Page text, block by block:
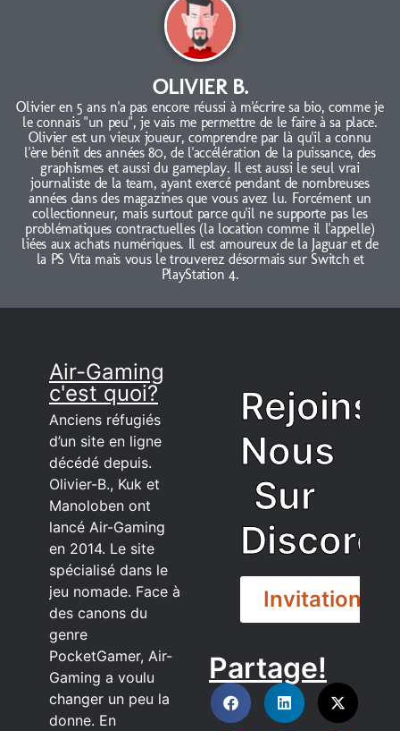
OLIVIER B.
Olivier en 5 ans n'a pas encore réussi à m'écrire sa bio, comme je
le connais "un peu", je vais me permettre de le faire à sa place.
Olivier est un vieux joueur, comprendre par là qu'il a connu
l'ère bénit des années 80, de l'accélération de la puissance, des
graphismes et aussi du gameplay. Il est aussi le seul vrai
journaliste de la team, ayant exercé pendant de nombreuses
années dans des magazines que vous avez lu. Forcément un
collectionneur, mais surtout parce qu'il ne supporte pas les
problématiques contractuelles (la location comme il l'appelle)
liées aux achats numériques. Il est amoureux de la Jaguar et de
la PS Vita mais vous le trouverez désormais sur Switch et
PlayStation 4.
Air-Gaming
c'est quoi?
Anciens réfugiés
d’un site en ligne
décédé depuis.
Olivier-B., Kuk et
Manoloben ont
lancé Air-Gaming
en 2014. Le site
spécialisé dans le
jeu nomade. Face à
des canons du
genre
PocketGamer, Air-
Gaming a voulu
changer un peu la
donne. En
Rejoins
Nous
Sur
Discord
Invitation
DISCORD
Partage!